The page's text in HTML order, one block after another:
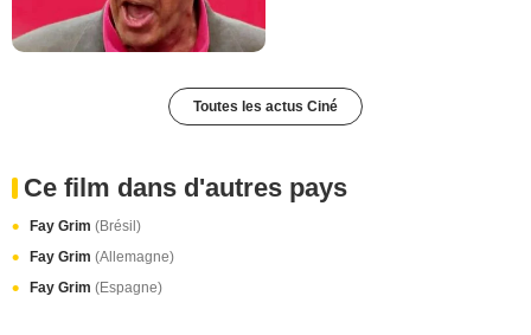
Toutes les actus Ciné
Ce film dans d'autres pays
Fay Grim (Brésil)
Fay Grim (Allemagne)
Fay Grim (Espagne)